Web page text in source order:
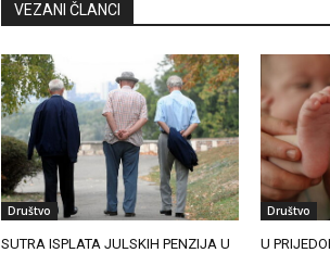
VEZANI ČLANCI
Društvo
SUTRA ISPLATA JULSKIH PENZIJA U
Društvo
U